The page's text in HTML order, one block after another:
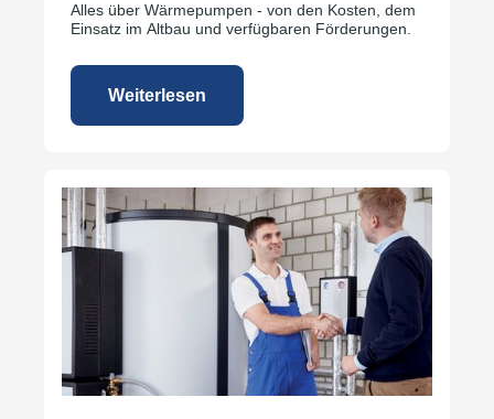
Alles über Wärmepumpen - von den Kosten, dem
Einsatz im Altbau und verfügbaren Förderungen.
Weiterlesen